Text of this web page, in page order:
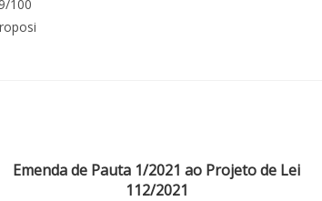
Emenda de Pauta 1/2021 ao Projeto de Lei
112/2021